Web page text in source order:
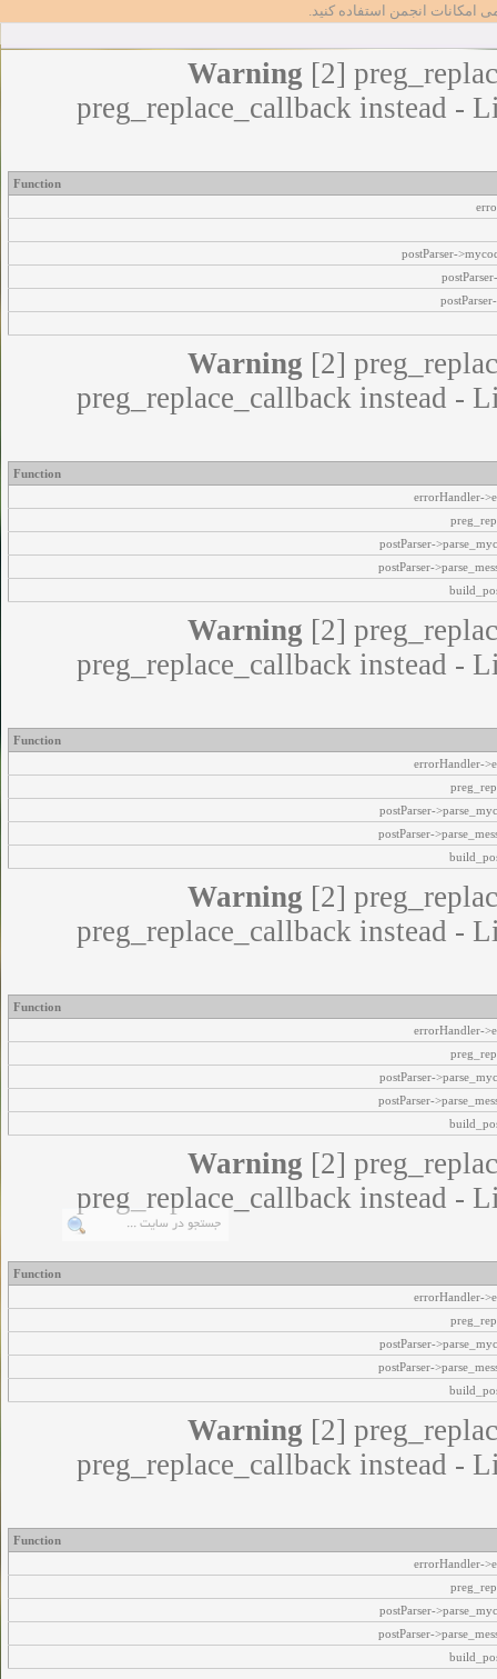
امکانات انجمن استفاده کنید.
Warning [2]
preg_replace_callback instead -
Function
postParser-
Warning [2]
preg_replace_callback instead -
Function
errorHandler-
postParser-
postParser-
Warning [2]
preg_replace_callback instead -
Function
errorHandler-
postParser-
postParser-
Warning [2]
preg_replace_callback instead -
Function
errorHandler-
postParser-
postParser-
Warning [2]
preg_replace_callback instead -
Function
errorHandler-
postParser-
postParser-
Warning [2]
preg_replace_callback instead -
Function
errorHandler-
postParser-
postParser-